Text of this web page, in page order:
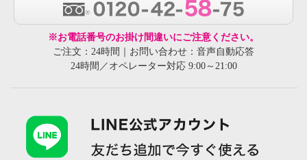
※お電話番号のお掛け間違いにご注意ください。
ご注文：24時間｜お問い合わせ：音声自動応答
24時間／オペレーター対応 9:00～21:00